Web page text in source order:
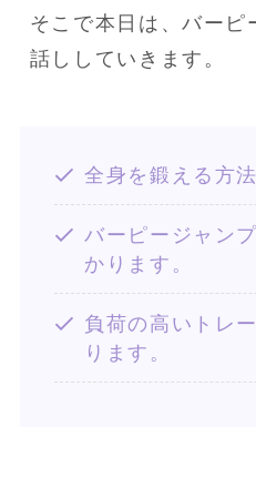
そこで本日は、バーピ
話ししていきます。
全身を鍛える方
バーピージャン
かります。
負荷の高いトレ
ります。